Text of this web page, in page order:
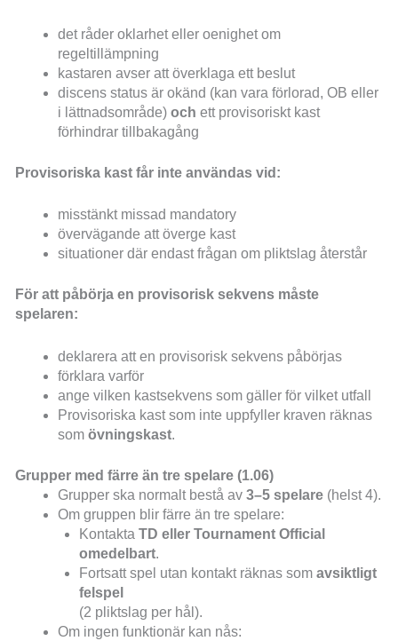
det råder oklarhet eller oenighet om
regeltillämpning
kastaren avser att överklaga ett beslut
discens status är okänd (kan vara förlorad, OB eller
i lättnadsområde)och ett provisoriskt kast
förhindrar tillbakagång
Provisoriska kast får inte användas vid:
misstänkt missad mandatory
övervägande att överge kast
situationer där endast frågan om pliktslag återstår
För att påbörja en provisorisk sekvens måste
spelaren:
deklarera att en provisorisk sekvens påbörjas
förklara varför
ange vilken kastsekvens som gäller för vilket utfall
Provisoriska kast som inte uppfyller kraven räknas
somövningskast.
Grupper med färre än tre spelare (1.06)
Grupper ska normalt bestå av3–5 spelare (helst 4).
Om gruppen blir färre än tre spelare:
KontaktaTD eller Tournament Official
omedelbart.
Fortsatt spel utan kontakt räknas somavsiktligt
felspel
(2 pliktslag per hål).
Om ingen funktionär kan nås: